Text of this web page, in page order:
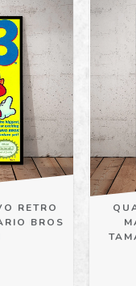
RETRO
BROS